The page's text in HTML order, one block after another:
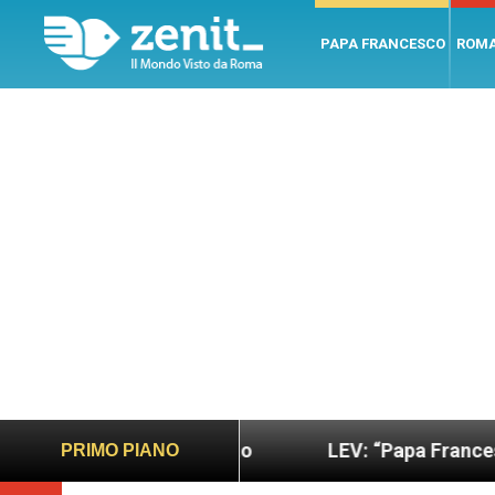
PAPA FRANCESCO
PRIMO PIANO
e giusto LEV: “Papa Francesco. Un uomo